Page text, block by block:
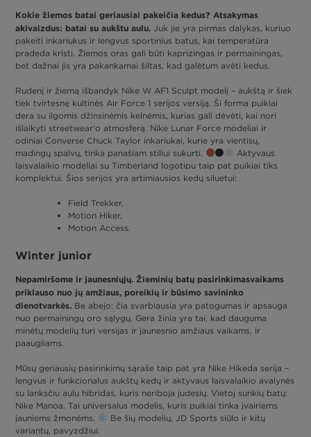
Kokie žiemos batai geriausiai pakeičia kedus? Atsakymas
akivaizdus: batai su aukštu aulu. Juk jie yra pirmas dalykas, kuriuo
pakeiti inkariukus ir lengvus sportinius batus, kai temperatūra
pradeda kristi. Žiemos oras gali būti kaprizingas ir permainingas,
bet dažnai jis yra pakankamai šiltas, kad galėtum avėti kedus.
Rudenį ir žiemą išbandyk Nike W AF1 Sculpt modelį – aukštą ir šiek
tiek tvirtesnę kultinės Air Force 1 serijos versiją. Ši forma puikiai
dera su ilgomis džinsinėmis kelnėmis, kurias gali dėvėti, kai nori
išlaikyti streetwear‘o atmosferą. Nike Lunar Force modeliai ir
odiniai Converse Chuck Taylor inkariukai, kurie yra vientisų,
madingų spalvų, tinka panašiam stiliui sukurti.
Aktyvaus
laisvalaikio modeliai su Timberland logotipu taip pat puikiai tiks
komplektui. Šios serijos yra artimiausios kedų siluetui:
Field Trekker,
Motion Hiker,
Motion Access.
Winter junior
Nepamiršome ir jaunesniųjų. Žieminių batų pasirinkimasvaikams
priklauso nuo jų amžiaus, poreikių ir būsimo savininko
dienotvarkės. Be abejo: čia svarbiausia yra patogumas ir apsauga
nuo permainingų oro sąlygų. Gera žinia yra tai, kad dauguma
minėtų modelių turi versijas ir jaunesnio amžiaus vaikams, ir
paaugliams.
Mūsų geriausių pasirinkimų sąraše taip pat yra Nike Hikeda serija –
lengvus ir funkcionalus aukštų kedų ir aktyvaus laisvalaikio avalynės
su lanksčiu aulu hibridas, kuris neriboja judesių. Vietoj sunkių batų:
Nike Manoa. Tai universalus modelis, kuris puikiai tinka įvairiems
jauniems žmonėms.
Be šių modelių, JD Sports siūlo ir kitų
variantų, pavyzdžiui: